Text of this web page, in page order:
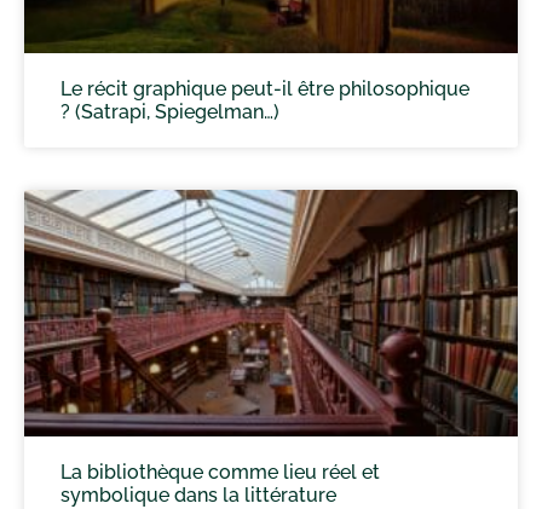
Le récit graphique peut-il être philosophique
? (Satrapi, Spiegelman…)
La bibliothèque comme lieu réel et
symbolique dans la littérature